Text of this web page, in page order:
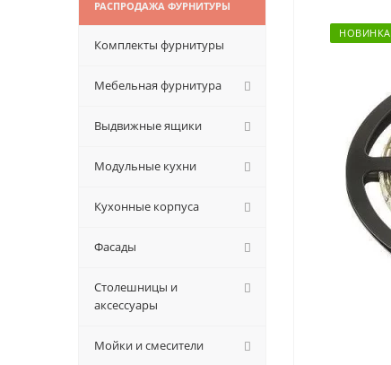
НОВИНКА
РАСПРОДАЖА ФУРНИТУРЫ
Комплекты фурнитуры
Мебельная фурнитура
Выдвижные ящики
Модульные кухни
Кухонные корпуса
Фасады
Столешницы и
аксессуары
Мойки и смесители